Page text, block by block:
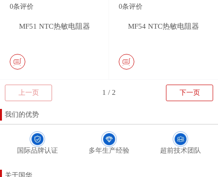
0条评价
MF51 NTC热敏电阻器
0条评价
MF54 NTC热敏电阻器
上一页 下一页
我们的优势
国际品牌认证 多年生产经验 超前技术团队
关于国华